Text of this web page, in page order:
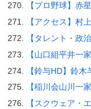
【プロ野球】赤
【アクセス】村
【タレント・政
【山口組平井一
【鈴与HD】鈴木
【稲川会山川一
【スクウェア・